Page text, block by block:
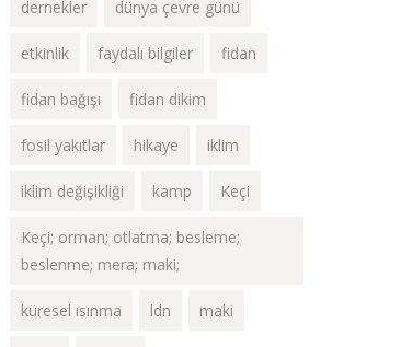
dernekler dünya çevre günü
etkinlik faydalı bilgiler fidan
fidan bağışı fidan dikim
fosil yakıtlar hikaye iklim
iklim değişikliği kamp Keçi
Keçi; orman; otlatma; besleme;
beslenme; mera; maki;
küresel ısınma ldn maki